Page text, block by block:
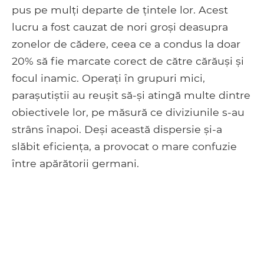
pus pe mulți departe de țintele lor. Acest
lucru a fost cauzat de nori groși deasupra
zonelor de cădere, ceea ce a condus la doar
20% să fie marcate corect de către cărăuși și
focul inamic. Operați în grupuri mici,
parașutiștii au reușit să-și atingă multe dintre
obiectivele lor, pe măsură ce diviziunile s-au
strâns înapoi. Deși această dispersie și-a
slăbit eficiența, a provocat o mare confuzie
între apărătorii germani.